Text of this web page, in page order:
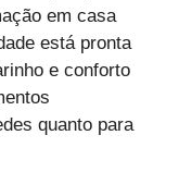
em casa
está pronta
e conforto
quanto para